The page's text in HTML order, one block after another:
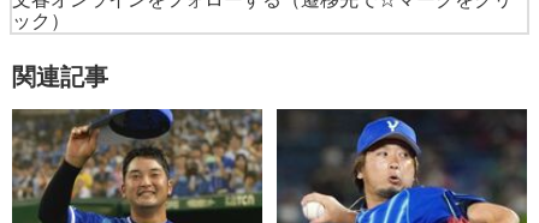
ック）
関連記事